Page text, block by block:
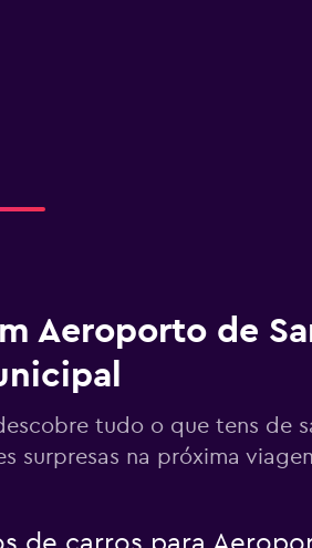
Aeroporto de
tudo o que tens de
surpresas na próxima